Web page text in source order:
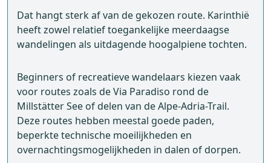
Dat hangt sterk af van de gekozen route. Karinthië
heeft zowel relatief toegankelijke meerdaagse
wandelingen als uitdagende hoogalpiene tochten.
Beginners of recreatieve wandelaars kiezen vaak
voor routes zoals de Via Paradiso rond de
Millstätter See of delen van de Alpe-Adria-Trail.
Deze routes hebben meestal goede paden,
beperkte technische moeilijkheden en
overnachtingsmogelijkheden in dalen of dorpen.